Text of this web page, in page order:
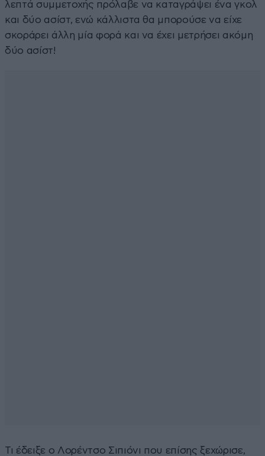
λεπτά συμμετοχής πρόλαβε να καταγράψει ένα γκολ
και δύο ασίστ, ενώ κάλλιστα θα μπορούσε να είχε
σκοράρει άλλη μία φορά και να έχει μετρήσει ακόμη
δύο ασίστ!
Τι έδειξε ο Λορέντσο Σιπιόνι που επίσης ξεχώρισε,